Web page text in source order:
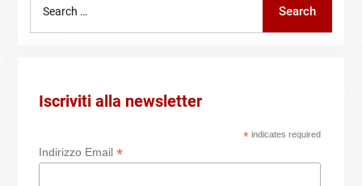
Search
Iscriviti alla newsletter
*indicates required
Indirizzo Email *